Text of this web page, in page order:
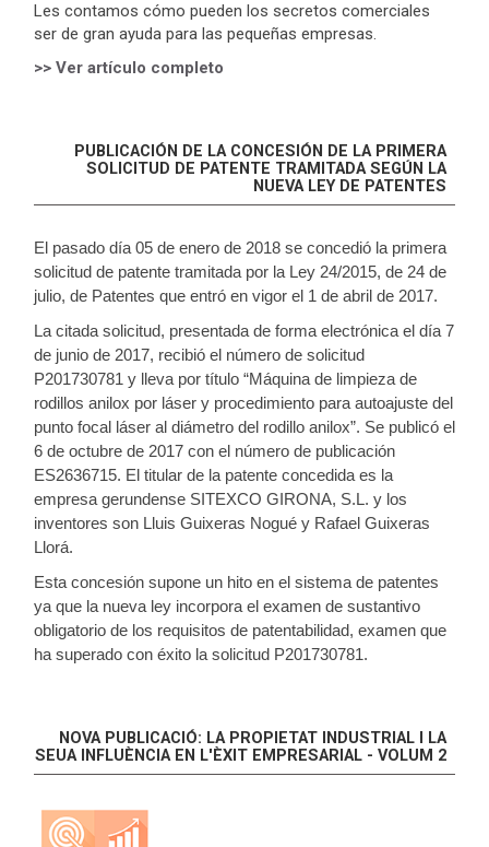
Les contamos cómo pueden los secretos comerciales
ser de gran ayuda para las pequeñas empresas.
>> Ver artículo completo
PUBLICACIÓN DE LA CONCESIÓN DE LA PRIMERA
SOLICITUD DE PATENTE TRAMITADA SEGÚN LA
NUEVA LEY DE PATENTES
El pasado día 05 de enero de 2018 se concedió la primera
solicitud de patente tramitada por la Ley 24/2015, de 24 de
julio, de Patentes que entró en vigor el 1 de abril de 2017.
La citada solicitud, presentada de forma electrónica el día 7
de junio de 2017, recibió el número de solicitud
P201730781 y lleva por título “Máquina de limpieza de
rodillos anilox por láser y procedimiento para autoajuste del
punto focal láser al diámetro del rodillo anilox”. Se publicó el
6 de octubre de 2017 con el número de publicación
ES2636715. El titular de la patente concedida es la
empresa gerundense SITEXCO GIRONA, S.L. y los
inventores son Lluis Guixeras Nogué y Rafael Guixeras
Llorá.
Esta concesión supone un hito en el sistema de patentes
ya que la nueva ley incorpora el examen de sustantivo
obligatorio de los requisitos de patentabilidad, examen que
ha superado con éxito la solicitud P201730781.
NOVA PUBLICACIÓ: LA PROPIETAT INDUSTRIAL I LA
SEUA INFLUÈNCIA EN L'ÈXIT EMPRESARIAL - VOLUM 2